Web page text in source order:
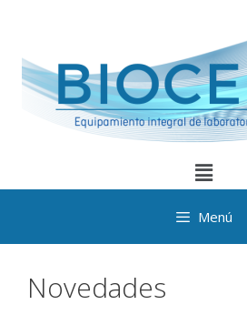
Menú
Novedades